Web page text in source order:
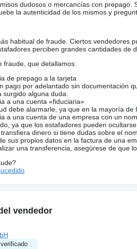
dudosos o mercancías con
la autenticidad de los mismos y
habitual de fraude. Ciertos vendedores
perciben grandes cantidades de
fraude, que detallamos:
de prepago a la tarjeta
pago por adelantado sin documentación
surgido alguna duda.
a una cuenta «fiduciaria»
debe alarmarle, ya que en la mayoría de
a una cuenta de una empresa con un
ya que los estafadores pueden
dinero si tiene dudas sobre el
sus propios datos en la factura de una
una transferencia, asegúrese de que
vendedor